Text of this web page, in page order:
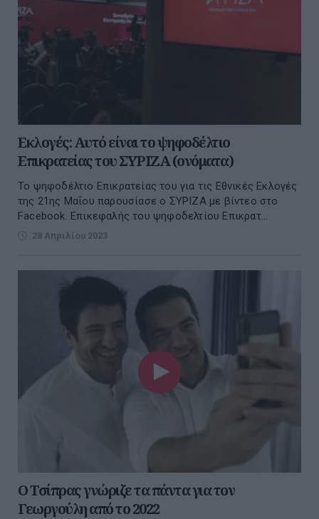
Εκλογές: Αυτό είναι το ψηφοδέλτιο
Επικρατείας του ΣΥΡΙΖΑ (ονόματα)
Το ψηφοδέλτιο Επικρατείας του για τις Εθνικές Εκλογές
της 21ης Μαΐου παρουσίασε ο ΣΥΡΙΖΑ με βίντεο στο
Facebook. Επικεφαλής του ψηφοδελτίου Επικρατ...
28 Απριλίου 2023
Ο Τσίπρας γνώριζε τα πάντα για τον
Γεωργούλη από το 2022